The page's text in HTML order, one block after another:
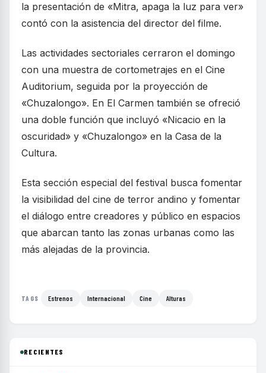
la presentación de «Mitra, apaga la luz para ver»
contó con la asistencia del director del filme.
Las actividades sectoriales cerraron el domingo
con una muestra de cortometrajes en el Cine
Auditorium, seguida por la proyección de
«Chuzalongo». En El Carmen también se ofreció
una doble función que incluyó «Nicacio en la
oscuridad» y «Chuzalongo» en la Casa de la
Cultura.
Esta sección especial del festival busca fomentar
la visibilidad del cine de terror andino y fomentar
el diálogo entre creadores y público en espacios
que abarcan tanto las zonas urbanas como las
más alejadas de la provincia.
TAGS Estrenos Internacional Cine Alturas
RECIENTES